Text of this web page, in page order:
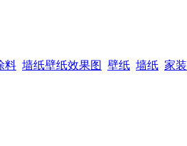
料 墙纸壁纸效果图 壁纸 墙纸 家装